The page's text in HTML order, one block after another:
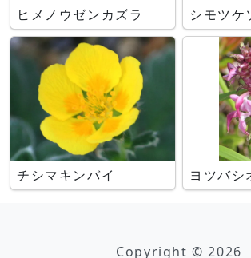
ヒメノウゼンカズラ シモツケ
チシマキンバイ ヨツバシ
Copyright © 2026